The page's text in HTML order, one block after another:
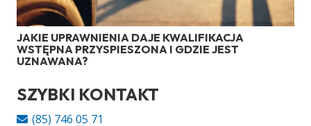
JAKIE UPRAWNIENIA DAJE KWALIFIKACJA
WSTĘPNA PRZYSPIESZONA I GDZIE JEST
UZNAWANA?
SZYBKI KONTAKT
(85) 746 05 71